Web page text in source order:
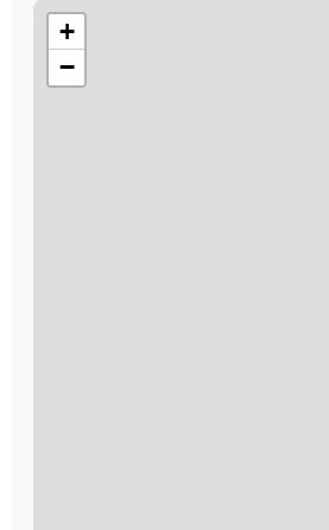
+
−